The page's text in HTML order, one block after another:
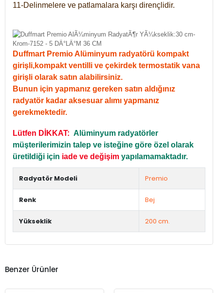
11-Delinmelere ve patlamalara karşı dirençlidir.
Duffmart Premio Alüminyum radyatörü kompakt
girişli,kompakt ventilli ve çekirdek termostatik vana
girişli olarak satın alabilirsiniz.
Bunun için yapmanız gereken satın aldığınız
radyatör kadar aksesuar alımı yapmanız
gerekmektedir.
Lütfen DİKKAT: Alüminyum radyatörler
müşterilerimizin talep ve isteğine göre özel olarak
üretildiği için iade ve değişim yapılamamaktadır.
Radyatör Modeli Premio
Renk Bej
Yükseklik 200 cm.
Benzer Ürünler